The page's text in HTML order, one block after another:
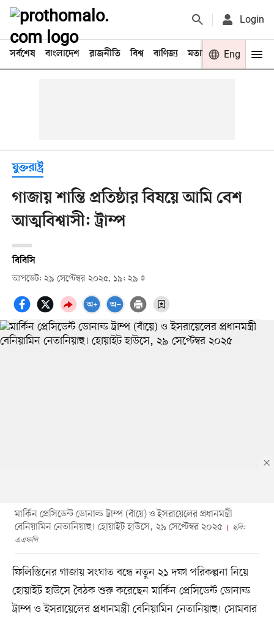
Login
সর্বশেষ বাংলাদেশ রাজনীতি বিশ্ব বাণিজ্য মতামত খেলা
Eng
যুক্তরাষ্ট্র
গাজায় শান্তি প্রতিষ্ঠার বিষয়ে আমি বেশ
আত্মবিশ্বাসী: ট্রাম্প
বিবিসি
আপডেট: ২৯ সেপ্টেম্বর ২০২৫, ১৯: ২৯
মার্কিন প্রেসিডেন্ট ডোনাল্ড ট্রাম্প (বাঁয়ে) ও ইসরায়েলের প্রধানমন্ত্রী
বেনিয়ামিন নেতানিয়াহু। হোয়াইট হাউসে, ২৯ সেপ্টেম্বর ২০২৫
ছবি:
এএফপি
ফিলিস্তিনের গাজায় সংঘাত বন্ধে নতুন ২১ দফা পরিকল্পনা নিয়ে
হোয়াইট হাউসে বৈঠক শুরু করেছেন মার্কিন প্রেসিডেন্ট ডোনাল্ড
ট্রাম্প ও ইসরায়েলের প্রধানমন্ত্রী বেনিয়ামিন নেতানিয়াহু। সোমবার